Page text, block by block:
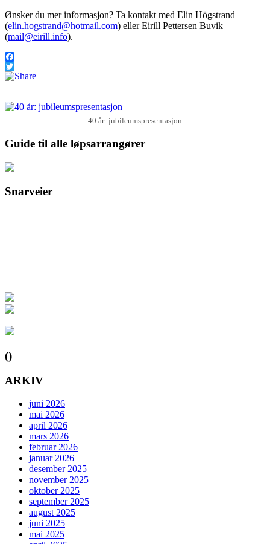
Ønsker du mer informasjon? Ta kontakt med Elin Högstrand
(elin.hogstrand@hotmail.com) eller Eirill Pettersen Buvik
(mail@eirill.info).
Facebook
Twitter
40 år: jubileumspresentasjon
Guide til alle løpsarrangører
Snarveier
()
ARKIV
juni 2026
mai 2026
april 2026
mars 2026
februar 2026
januar 2026
desember 2025
november 2025
oktober 2025
september 2025
august 2025
juni 2025
mai 2025